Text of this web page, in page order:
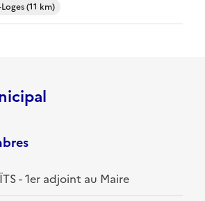
(11 km)
- 1er adjoint au Maire